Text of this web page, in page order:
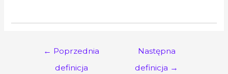
Nawigacja
wpisu
← Poprzednia
definicja
Następna
definicja →